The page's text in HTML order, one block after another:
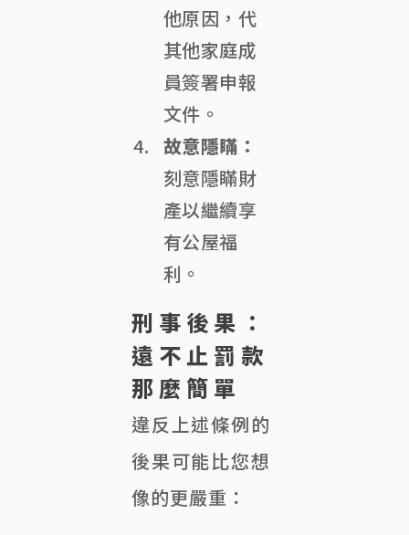
他原因，代
其他家庭成
員簽署申報
文件。
故意隱瞞：
刻意隱瞞財
產以繼續享
有公屋福
利。
刑事後果：
遠不止罰款
那麼簡單
違反上述條例的
後果可能比您想
像的更嚴重：